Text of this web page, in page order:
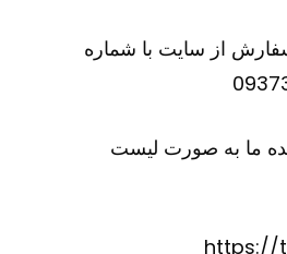
از سایت با شماره
ما به صورت لیست